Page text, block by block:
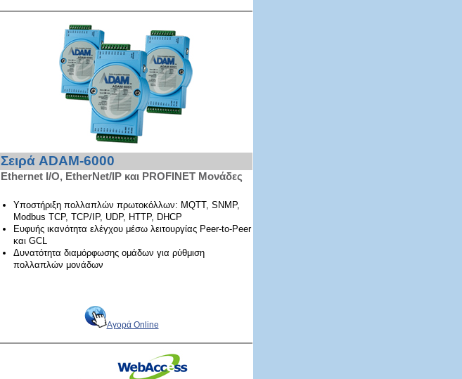
Σειρά ADAM-6000
Ethernet I/O, EtherNet/IP και PROFINET Μονάδες
Υποστήριξη πολλαπλών πρωτοκόλλων: MQTT, SNMP,
Modbus TCP, TCP/IP, UDP, HTTP, DHCP
Ευφυής ικανότητα ελέγχου μέσω λειτουργίας Peer-to-Peer
και GCL
Δυνατότητα διαμόρφωσης ομάδων για ρύθμιση
πολλαπλών μονάδων
Αγορά Online